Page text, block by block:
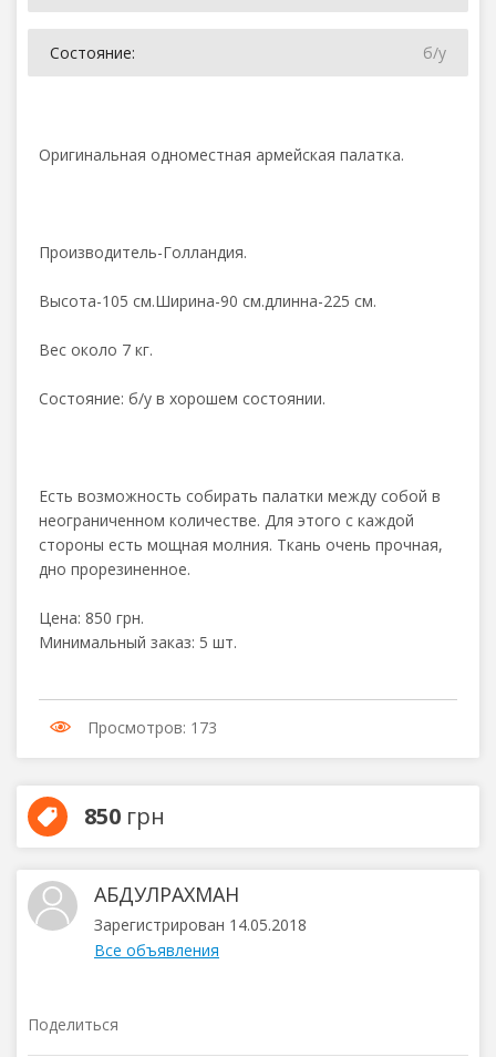
Состояние: б/у
Оригинальная одноместная армейская палатка.
Производитель-Голландия.
Высота-105 см.Ширина-90 см.длинна-225 см.
Вес около 7 кг.
Состояние: б/у в хорошем состоянии.
Есть возможность собирать палатки между собой в
неограниченном количестве. Для этого с каждой
стороны есть мощная молния. Ткань очень прочная,
дно прорезиненное.
Цена: 850 грн.
Минимальный заказ: 5 шт.
Просмотров: 173
850 грн
АБДУЛРАХМАН
Зарегистрирован 14.05.2018
Все объявления
Поделиться